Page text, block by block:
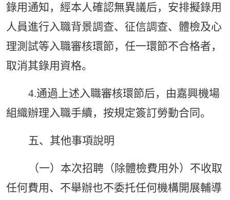
錄用通知，經本人確認無異議后，安排擬錄用
人員進行入職背景調查、征信調查、體檢及心
理測試等入職審核環節，任一環節不合格者，
取消其錄用資格。
4.通過上述入職審核環節后，由嘉興機場
組織辦理入職手續，按規定簽訂勞動合同。
五、其他事項說明
（一）本次招聘（除體檢費用外）不收取
任何費用、不舉辦也不委托任何機構開展輔導